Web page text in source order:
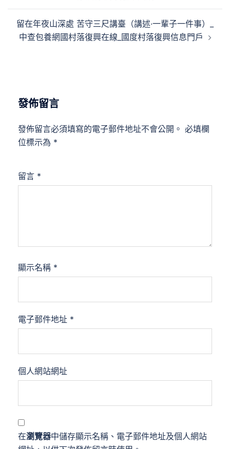
覽
留在年夜山深處 苦守三尺講臺（講述·一輩子一件事）_
中查包養網國村落復興在線_國度村落復興信息門戶
發佈留言
發佈留言必須填寫的電子郵件地址不會公開。 必填欄
位標示為 *
留言 *
顯示名稱 *
電子郵件地址 *
個人網站網址
在瀏覽器中儲存顯示名稱、電子郵件地址及個人網站